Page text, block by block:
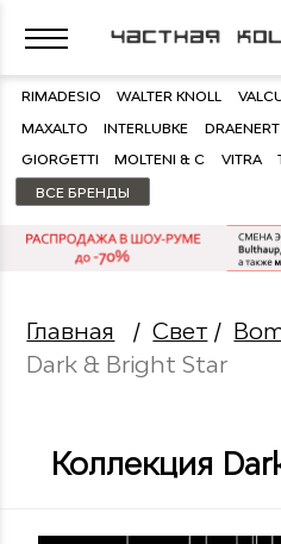
RIMADESIO WALTER KNOLL
MAXALTO INTERLUBKE DRAENERT
GIORGETTI MOLTENI & C VITRA
ВСЕ БРЕНДЫ
Главная /Свет /
Dark & Bright Star
Коллекция